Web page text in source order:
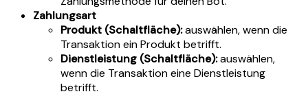
Zahlungsart
Produkt (Schaltfläche):auswählen, wenn die
Transaktion ein Produkt betrifft.
Dienstleistung (Schaltfläche):auswählen,
wenn die Transaktion eine Dienstleistung
betrifft.